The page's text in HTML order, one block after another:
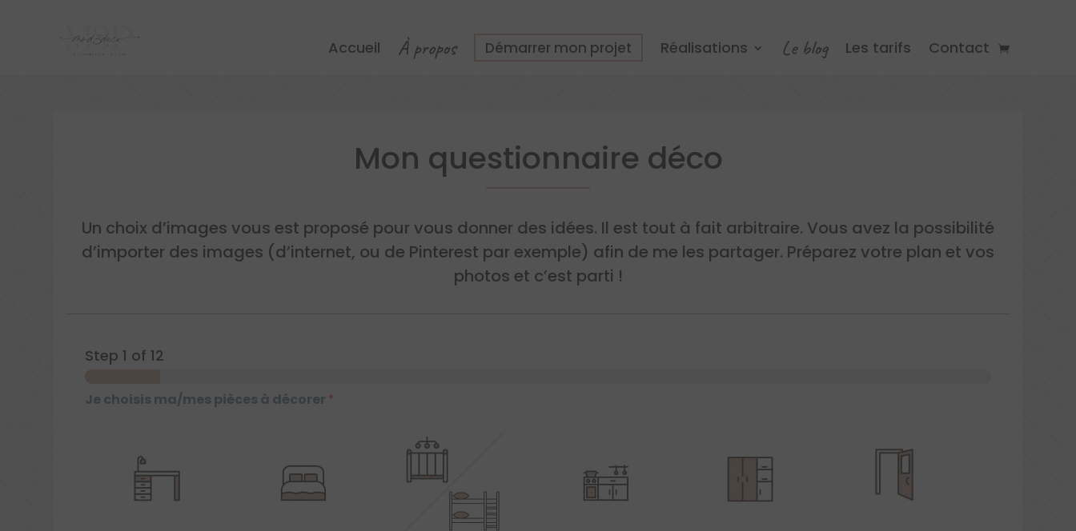
Accueil À propos Démarrer mon projet Réalisations Le blog Les tarifs Contact
Mon questionnaire déco
Un choix d’images vous est proposé pour vous donner des idées. Il est tout à fait arbitraire. Vous avez la possibilité
d’importer des images (d’internet, ou de Pinterest par exemple) afin de me les partager. Préparez votre plan et vos
photos et c’est parti !
Step 1 of 12
Je choisis ma/mes pièces à décorer *